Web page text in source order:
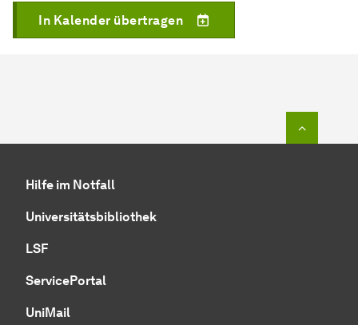
In Kalender übertragen
Hilfe im Notfall
Universitätsbibliothek
LSF
ServicePortal
UniMail